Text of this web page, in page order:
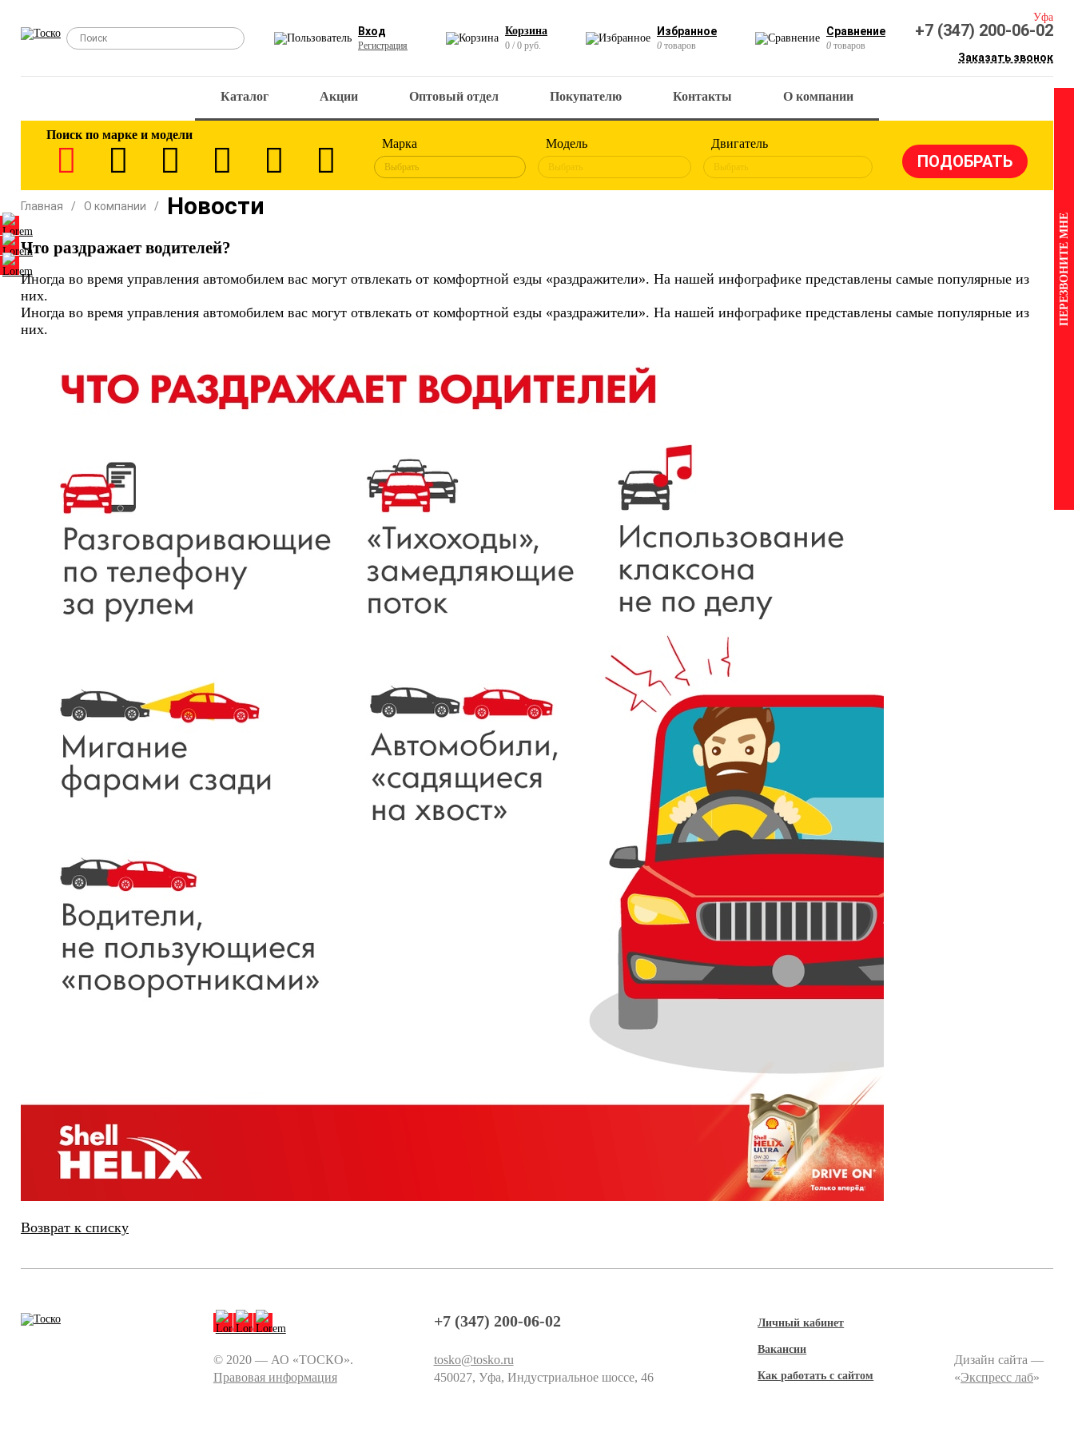
Вход
Регистрация
Корзина
0 / 0 руб.
Избранное
0 товаров
Сравнение
0 товаров
Уфа
+7 (347) 200-06-02
Заказать звонок
Каталог Акции Оптовый отдел Покупателю Контакты О компании
Поиск по марке и модели
Марка
Выбрать
Модель
Выбрать
Двигатель
Выбрать
Главная О компании Новости
Что раздражает водителей?
Иногда во время управления автомобилем вас могут отвлекать от комфортной езды «раздражители». На нашей инфографике представлены самые популярные из
них.
Иногда во время управления автомобилем вас могут отвлекать от комфортной езды «раздражители». На нашей инфографике представлены самые популярные из
них.
Возврат к списку
© 2020 — АО «ТОСКО».
Правовая информация
+7 (347) 200-06-02
tosko@tosko.ru
450027, Уфа, Индустриальное шоссе, 46
Личный кабинет
Вакансии
Как работать с сайтом
Дизайн сайта —
«Экспресс лаб»
ПЕРЕЗВОНИТЕ МНЕ